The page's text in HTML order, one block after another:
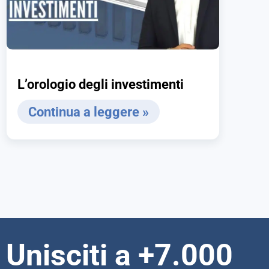
L’orologio degli investimenti
Continua a leggere »
Unisciti a +7.000